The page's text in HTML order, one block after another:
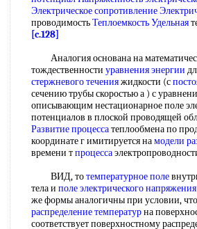
Электрическое сопротивление
проводимостьТеплоемкость Удельная
[c.128]
Аналогия основана на
тождественности уравнения энергии
стержневого теченияжидкости (с
сечению трубы скоростью а ) с
описывающим нестационарное поле
потенциалов в плоской проводящей
Развитие процессатеплообмена по
координате г имитируется намодели
времени тпроцесса
ВИД, тотемпературное поле
тела и поле электрического напряжения
же формы аналогичны при условии, что
распределение температурна
соответствует поверхностному